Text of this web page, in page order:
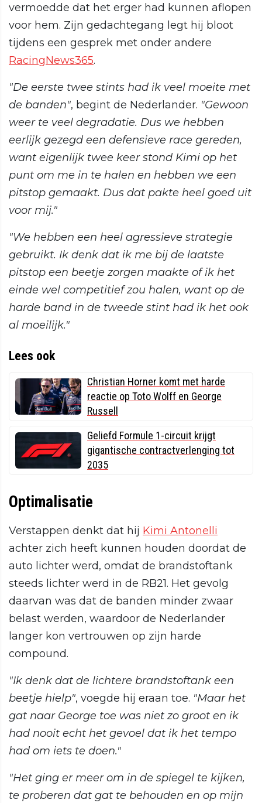
vermoedde dat het erger had kunnen aflopen
voor hem. Zijn gedachtegang legt hij bloot
tijdens een gesprek met onder andere
RacingNews365.
"De eerste twee stints had ik veel moeite met
de banden", begint de Nederlander. "Gewoon
weer te veel degradatie. Dus we hebben
eerlijk gezegd een defensieve race gereden,
want eigenlijk twee keer stond Kimi op het
punt om me in te halen en hebben we een
pitstop gemaakt. Dus dat pakte heel goed uit
voor mij."
"We hebben een heel agressieve strategie
gebruikt. Ik denk dat ik me bij de laatste
pitstop een beetje zorgen maakte of ik het
einde wel competitief zou halen, want op de
harde band in de tweede stint had ik het ook
al moeilijk."
Lees ook
Christian Horner komt met harde
reactie op Toto Wolff en George
Russell
Geliefd Formule 1-circuit krijgt
gigantische contractverlenging tot
2035
Optimalisatie
Verstappen denkt dat hij Kimi Antonelli
achter zich heeft kunnen houden doordat de
auto lichter werd, omdat de brandstoftank
steeds lichter werd in de RB21. Het gevolg
daarvan was dat de banden minder zwaar
belast werden, waardoor de Nederlander
langer kon vertrouwen op zijn harde
compound.
"Ik denk dat de lichtere brandstoftank een
beetje hielp", voegde hij eraan toe. "Maar het
gat naar George toe was niet zo groot en ik
had nooit echt het gevoel dat ik het tempo
had om iets te doen."
"Het ging er meer om in de spiegel te kijken,
te proberen dat gat te behouden en op mijn